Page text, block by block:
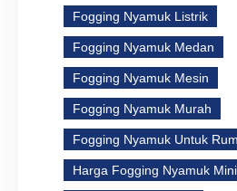
Fogging Nyamuk Listrik
Fogging Nyamuk Medan
Fogging Nyamuk Mesin
Fogging Nyamuk Murah
Fogging Nyamuk Untuk
Harga Fogging Nyamuk Mini